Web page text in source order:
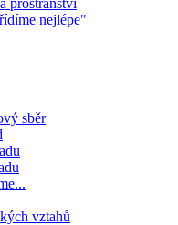
prostranství
nejlépe"
sběr
vztahů